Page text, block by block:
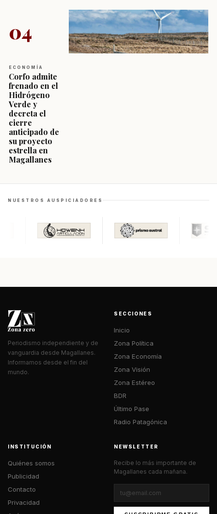
04
ECONOMÍA
Corfo admite
frenado en el
Hidrógeno
Verde y
decreta el
cierre
anticipado de
su proyecto
estrella en
Magallanes
NUESTROS AUSPICIADORES
Periodismo independiente y de
vanguardia desde Magallanes.
Informamos desde el fin del
mundo.
SECCIONES
Inicio
Zona Política
Zona Economía
Zona Visión
Zona Estéreo
BDR
Último Pase
Radio Patagónica
INSTITUCIÓN
Quiénes somos
Publicidad
Contacto
Privacidad
NEWSLETTER
Recibe lo más importante de
Magallanes cada mañana.